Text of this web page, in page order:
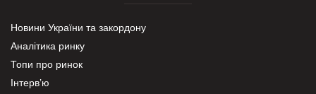
Новини України та закордону
Аналітика ринку
Топи про ринок
Інтерв’ю